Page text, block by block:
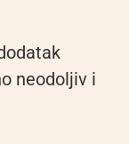
neodoljiv i